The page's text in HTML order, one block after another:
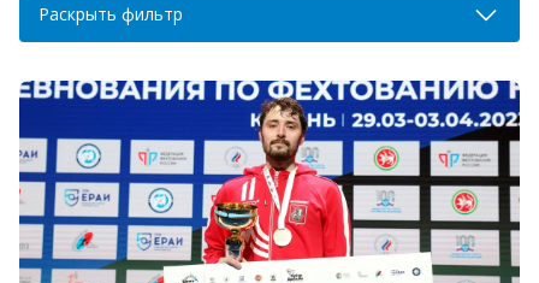
Раскрыть фильтр